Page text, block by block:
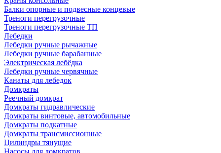
Балки опорные и подвесные концевые
Треноги перегрузочные
Треноги перегрузочные ТП
Лебедки
Лебедки ручные рычажные
Лебедки ручные барабанные
Электрическая лебёдка
Лебедки ручные червячные
Канаты для лебедок
Домкраты
Реечный домкрат
Домкраты гидравлические
Домкраты винтовые, автомобильные
Домкраты подкатные
Домкраты трансмиссионные
Цилиндры тянущие
Насосы для домкратов